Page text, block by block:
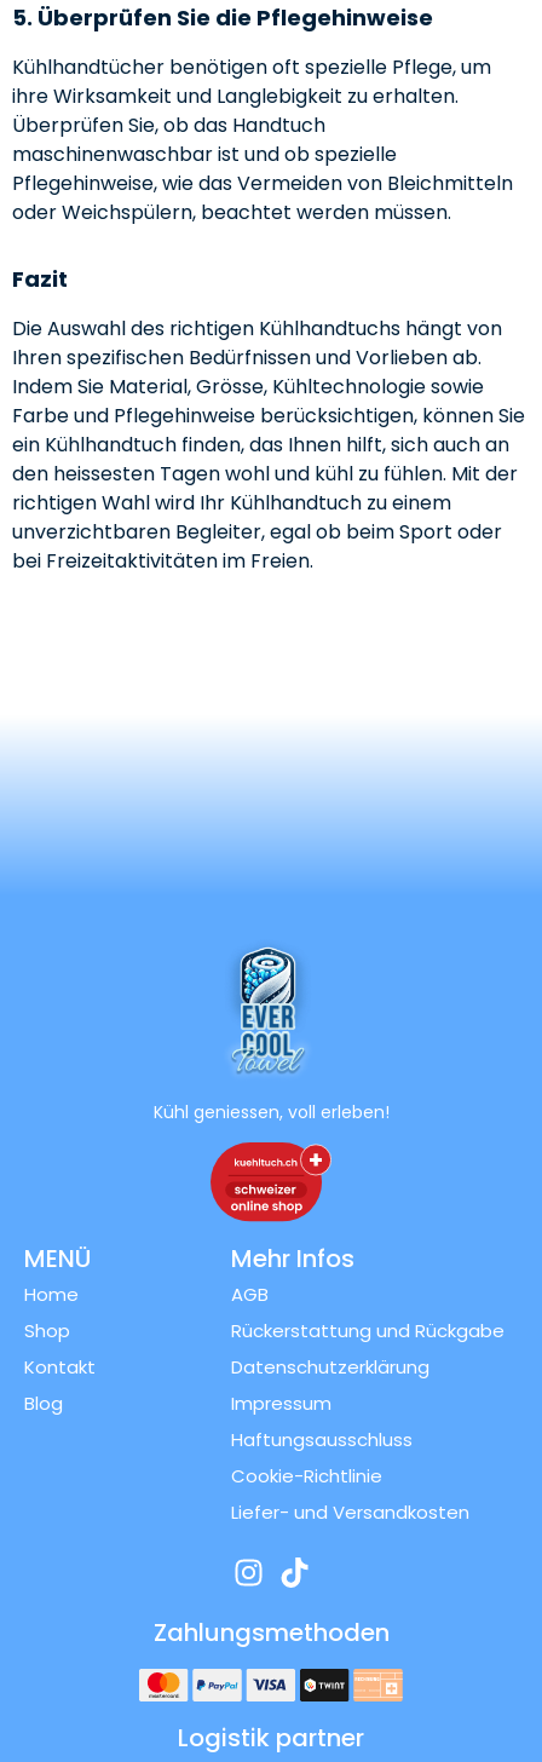
5. Überprüfen Sie die Pflegehinweise
Kühlhandtücher benötigen oft spezielle Pflege, um
ihre Wirksamkeit und Langlebigkeit zu erhalten.
Überprüfen Sie, ob das Handtuch
maschinenwaschbar ist und ob spezielle
Pflegehinweise, wie das Vermeiden von Bleichmitteln
oder Weichspülern, beachtet werden müssen.
Fazit
Die Auswahl des richtigen Kühlhandtuchs hängt von
Ihren spezifischen Bedürfnissen und Vorlieben ab.
Indem Sie Material, Grösse, Kühltechnologie sowie
Farbe und Pflegehinweise berücksichtigen, können Sie
ein Kühlhandtuch finden, das Ihnen hilft, sich auch an
den heissesten Tagen wohl und kühl zu fühlen. Mit der
richtigen Wahl wird Ihr Kühlhandtuch zu einem
unverzichtbaren Begleiter, egal ob beim Sport oder
bei Freizeitaktivitäten im Freien.
Kühl geniessen, voll erleben!
MENÜ
Home
Shop
Kontakt
Blog
Mehr Infos
AGB
Rückerstattung und Rückgabe
Datenschutzerklärung
Impressum
Haftungsausschluss
Cookie-Richtlinie
Liefer- und Versandkosten
Zahlungsmethoden
Logistik partner